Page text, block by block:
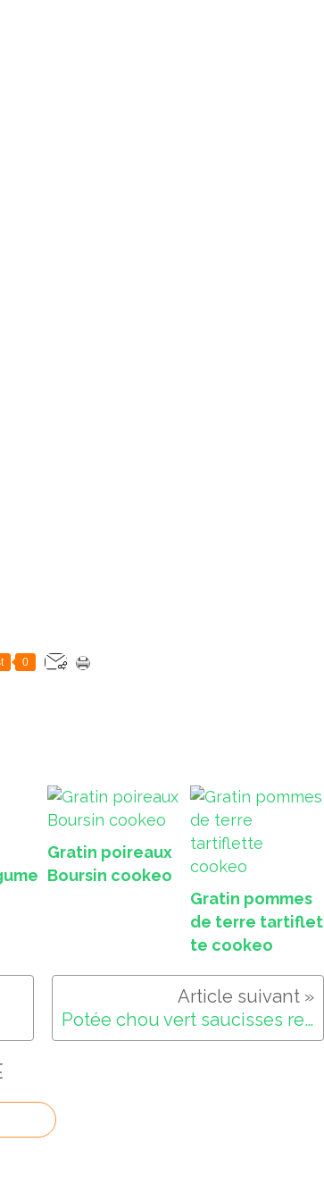
0
Gratin poireaux
Boursin cookeo
Gratin pommes
de terre tartiflet
te cookeo
Potée chou vert saucisses recette cookeo